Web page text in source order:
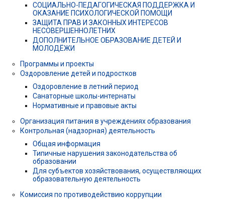
СОЦИАЛЬНО-ПЕДАГОГИЧЕСКАЯ ПОДДЕРЖКА И
ОКАЗАНИЕ ПСИХОЛОГИЧЕСКОЙ ПОМОЩИ
ЗАЩИТА ПРАВ И ЗАКОННЫХ ИНТЕРЕСОВ
НЕСОВЕРШЕННОЛЕТНИХ
ДОПОЛНИТЕЛЬНОЕ ОБРАЗОВАНИЕ ДЕТЕЙ И
МОЛОДЁЖИ
Программы и проекты
Оздоровление детей и подростков
Оздоровление в летний период
Санаторные школы-интернаты
Нормативные и правовые акты
Организация питания в учреждениях образования
Контрольная (надзорная) деятельность
Общая информация
Типичные нарушения законодательства об
образовании
Для субъектов хозяйствования, осуществляющих
образовательную деятельность
Комиссия по противодействию коррупции